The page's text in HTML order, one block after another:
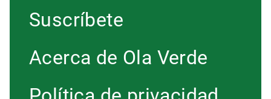
Suscríbete
Acerca de Ola Verde